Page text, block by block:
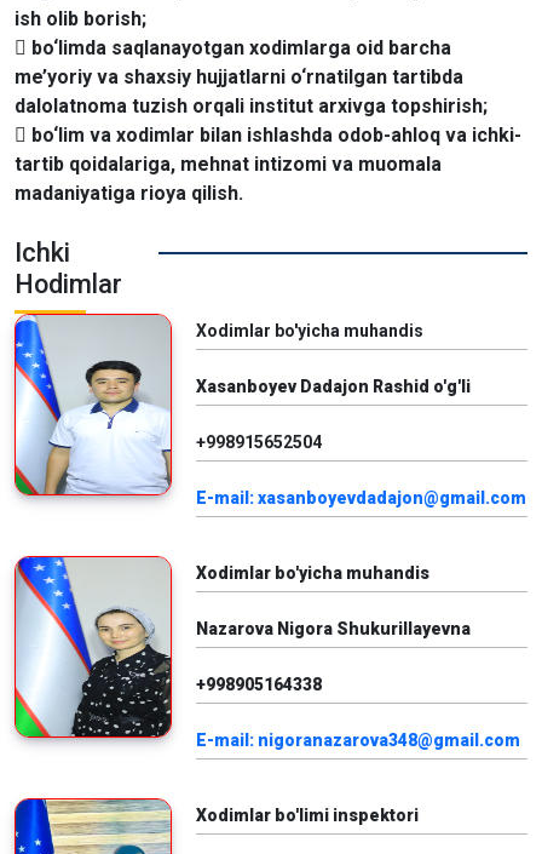
ish olib borish;
 bo‘limda saqlanayotgan xodimlarga oid barcha
me’yoriy va shaxsiy hujjatlarni o‘rnatilgan tartibda
dalolatnoma tuzish orqali institut arxivga topshirish;
 bo‘lim va xodimlar bilan ishlashda odob-ahloq va ichki-
tartib qoidalariga, mehnat intizomi va muomala
madaniyatiga rioya qilish.
Ichki
Hodimlar
Xodimlar bo'yicha muhandis
Xasanboyev Dadajon Rashid o'g'li
+998915652504
E-mail: xasanboyevdadajon@gmail.com
Xodimlar bo'yicha muhandis
Nazarova Nigora Shukurillayevna
+998905164338
E-mail: nigoranazarova348@gmail.com
Xodimlar bo'limi inspektori